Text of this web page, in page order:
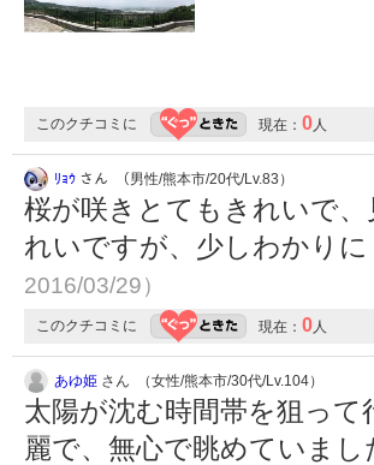
このクチコミに 現在： 0 人
ﾘｮｳ さん （男性/熊本市/20代/Lv.83）
桜が咲きとてもきれいで
れいですが、少しわかり
2016/03/29）
このクチコミに 現在： 0 人
あゆ姫 さん （女性/熊本市/30代/Lv.104）
太陽が沈む時間帯を狙っ
麗で、無心で眺めていま